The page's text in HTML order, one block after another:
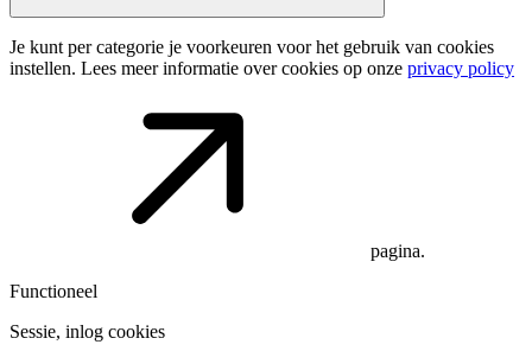
Je kunt per categorie je voorkeuren voor het gebruik van cookies
instellen. Lees meer informatie over cookies op onze privacy policy
pagina.
Functioneel
Sessie, inlog cookies